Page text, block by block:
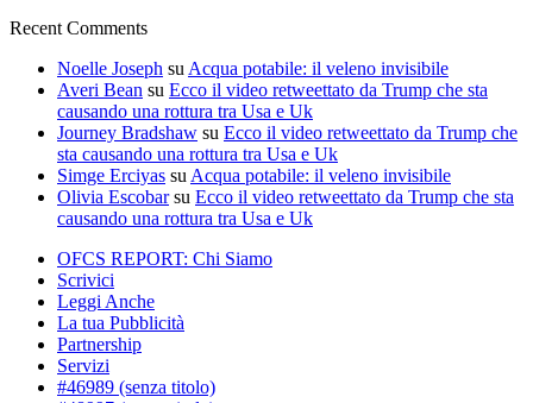
Recent Comments
Noelle Joseph su Acqua potabile: il veleno invisibile
Averi Bean su Ecco il video retweettato da Trump che sta
causando una rottura tra Usa e Uk
Journey Bradshaw su Ecco il video retweettato da Trump che
sta causando una rottura tra Usa e Uk
Simge Erciyas su Acqua potabile: il veleno invisibile
Olivia Escobarsu Ecco il video retweettato da Trump che sta
causando una rottura tra Usa e Uk
OFCS REPORT: Chi Siamo
Scrivici
Leggi Anche
La tua Pubblicità
Partnership
Servizi
#46989 (senza titolo)